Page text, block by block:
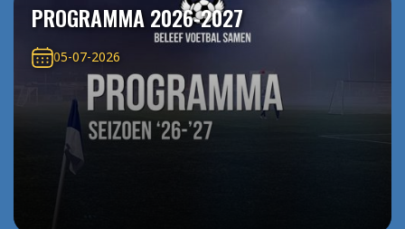
PROGRAMMA 2026-2027
05-07-2026